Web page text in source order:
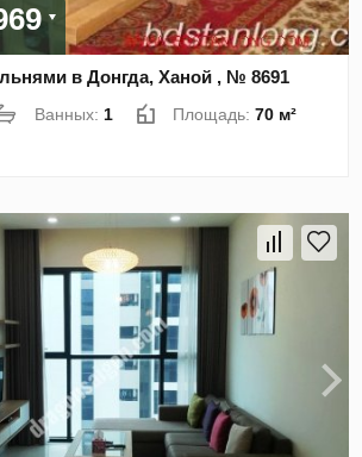
в Донгда, Ханой , № 8691
Ванных: 1 Площадь:70 м²